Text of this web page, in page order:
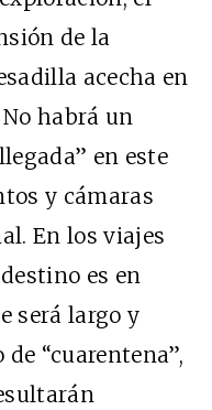
de la
acecha en
habrá un
en este
y cámaras
En los viajes
es en
será largo y
“cuarentena”,